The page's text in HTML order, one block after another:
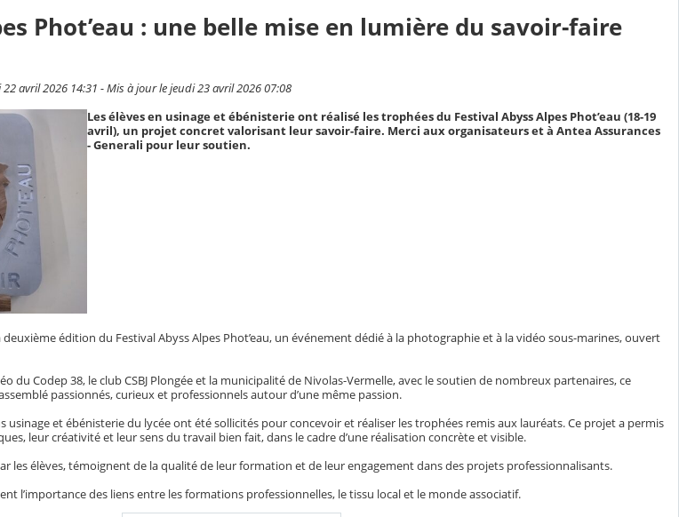
Phot’eau : une belle mise en lumière du savoir-faire
22 avril 2026 14:31 - Mis à jour le jeudi 23 avril 2026 07:08
Les élèves en usinage et ébénisterie ont réalisé les trophées du Festival Abyss Alpes Phot’eau (18-19
avril), un projet concret valorisant leur savoir-faire. Merci aux organisateurs et à Antea Assurances
- Generali pour leur soutien.
deuxième édition du Festival Abyss Alpes Phot’eau, un événement dédié à la photographie et à la vidéo sous-marines, ouvert
du Codep 38, le club CSBJ Plongée et la municipalité de Nivolas-Vermelle, avec le soutien de nombreux partenaires, ce
passionnés, curieux et professionnels autour d’une même passion.
usinage et ébénisterie du lycée ont été sollicités pour concevoir et réaliser les trophées remis aux lauréats. Ce projet a permis
leur créativité et leur sens du travail bien fait, dans le cadre d’une réalisation concrète et visible.
les élèves, témoignent de la qualité de leur formation et de leur engagement dans des projets professionnalisants.
l’importance des liens entre les formations professionnelles, le tissu local et le monde associatif.